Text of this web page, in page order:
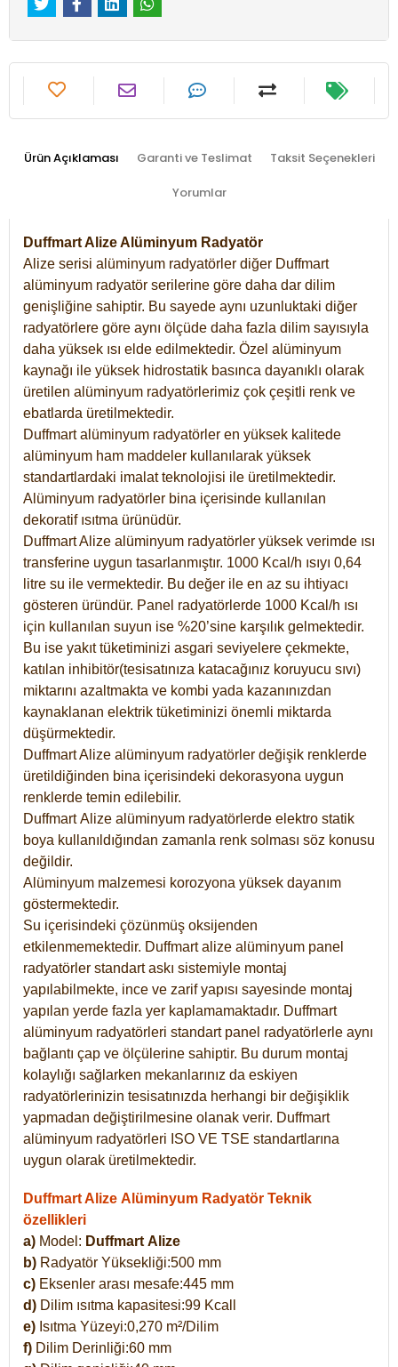
Ürün Açıklaması Garanti ve Teslimat Taksit Seçenekleri
Yorumlar
Duffmart Alize Alüminyum Radyatör
Alize serisi alüminyum radyatörler diğer Duffmart
alüminyum radyatör serilerine göre daha dar dilim
genişliğine sahiptir. Bu sayede aynı uzunluktaki diğer
radyatörlere göre aynı ölçüde daha fazla dilim sayısıyla
daha yüksek ısı elde edilmektedir. Özel alüminyum
kaynağı ile yüksek hidrostatik basınca dayanıklı olarak
üretilen alüminyum radyatörlerimiz çok çeşitli renk ve
ebatlarda üretilmektedir.
Duffmart alüminyum radyatörler en yüksek kalitede
alüminyum ham maddeler kullanılarak yüksek
standartlardaki imalat teknolojisi ile üretilmektedir.
Alüminyum radyatörler bina içerisinde kullanılan
dekoratif ısıtma ürünüdür.
Duffmart Alize alüminyum radyatörler yüksek verimde ısı
transferine uygun tasarlanmıştır. 1000 Kcal/h ısıyı 0,64
litre su ile vermektedir. Bu değer ile en az su ihtiyacı
gösteren üründür. Panel radyatörlerde 1000 Kcal/h ısı
için kullanılan suyun ise %20’sine karşılık gelmektedir.
Bu ise yakıt tüketiminizi asgari seviyelere çekmekte,
katılan inhibitör(tesisatınıza katacağınız koruyucu sıvı)
miktarını azaltmakta ve kombi yada kazanınızdan
kaynaklanan elektrik tüketiminizi önemli miktarda
düşürmektedir.
Duffmart Alize alüminyum radyatörler değişik renklerde
üretildiğinden bina içerisindeki dekorasyona uygun
renklerde temin edilebilir.
DuffmartAlize alüminyum radyatörlerde elektro statik
boya kullanıldığından zamanla renk solması söz konusu
değildir.
Alüminyum malzemesi korozyona yüksek dayanım
göstermektedir.
Su içerisindeki çözünmüş oksijenden
etkilenmemektedir. Duffmart alize alüminyum panel
radyatörler standart askı sistemiyle montaj
yapılabilmekte, ince ve zarif yapısı sayesinde montaj
yapılan yerde fazla yer kaplamamaktadır. Duffmart
alüminyum radyatörleri standart panel radyatörlerle aynı
bağlantı çap ve ölçülerine sahiptir. Bu durum montaj
kolaylığı sağlarken mekanlarınız da eskiyen
radyatörlerinizin tesisatınızda herhangi bir değişiklik
yapmadan değiştirilmesine olanak verir. Duffmart
alüminyum radyatörleri ISO VE TSE standartlarına
uygun olarak üretilmektedir.
Duffmart Alize Alüminyum Radyatör Teknik
özellikleri
a) Model: Duffmart Alize
b) Radyatör Yüksekliği:500 mm
c) Eksenler arası mesafe:445 mm
d) Dilim ısıtma kapasitesi:99 Kcall
e) Isıtma Yüzeyi:0,270 m²/Dilim
f) Dilim Derinliği:60 mm